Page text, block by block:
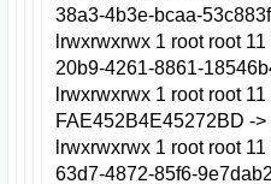
38a3-4b3e-bcaa-
lrwxrwxrwx 1 root root
20b9-4261-8861-
lrwxrwxrwx 1 root root
FAE452B4E45272BD ->
lrwxrwxrwx 1 root root
63d7-4872-85f6-